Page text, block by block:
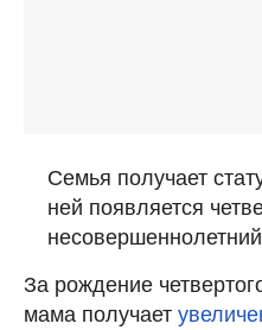
Семья получает
ней появляется
За рождение
мама получает